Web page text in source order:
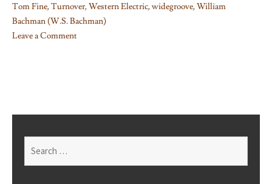
Tom Fine,Turnover,Western Electric,widegroove,William
Bachman (W.S. Bachman)
Leave a Comment
curves,
for: